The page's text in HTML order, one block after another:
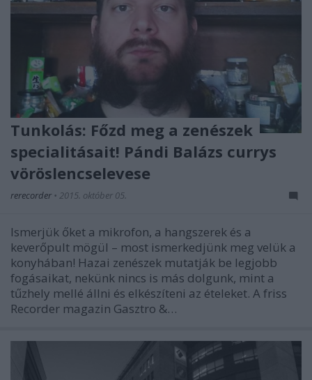
Tunkolás: Főzd meg a zenészek
specialitásait! Pándi Balázs currys
vöröslencselevese
rerecorder • 2015. október 05.
Ismerjük őket a mikrofon, a hangszerek és a
keverőpult mögül – most ismerkedjünk meg velük a
konyhában! Hazai zenészek mutatják be legjobb
fogásaikat, nekünk nincs is más dolgunk, mint a
tűzhely mellé állni és elkészíteni az ételeket. A friss
Recorder magazin Gasztro &…